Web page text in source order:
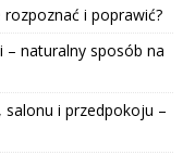
i poprawić?
– naturalny sposób na
i przedpokoju –